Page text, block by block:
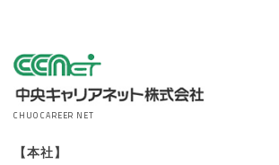
CHUO CAREER NET
【本社】